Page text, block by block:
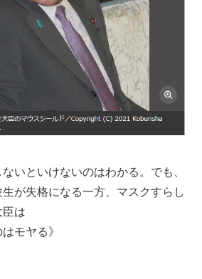
ないといけないのはわかる。でも、
が失格になる一方、マスクすらし
臣は
モヤる》